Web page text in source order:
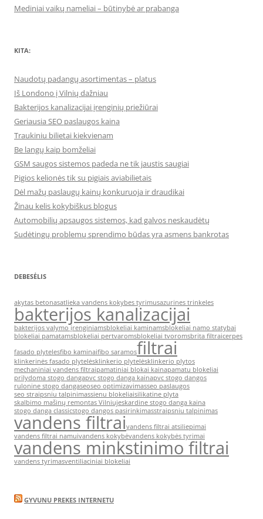
Mediniai vaikų nameliai – būtinybė ar prabanga
KITA:
Naudotų padangų asortimentas – platus
Iš Londono į Vilnių dažniau
Bakterijos kanalizacijai įrenginių priežiūrai
Geriausia SEO paslaugos kaina
Traukiniu bilietai kiekvienam
Be langų kaip bomželiai
GSM saugos sistemos padeda ne tik jaustis saugiai
Pigios kelionės tik su pigiais aviabilietais
Dėl mažų paslaugų kainų konkuruoja ir draudikai
Žinau kelis kokybiškus blogus
Automobilių apsaugos sistemos, kad galvos neskaudėtų
Sudėtingų problemų sprendimo būdas yra asmens bankrotas
DEBESĖLIS
akytas betonasatlieka vandens kokybes tyrimusazurines trinkeles
bakterijos kanalizacijai
bakterijos valymo įrenginiamsblokeliai kaminamsblokeliai namo statybai
blokeliai pamatamsblokeliai pertvaromsblokeliai tvoromsbrita filtraicerpes
fasado plytelesfibo kaminaifibo saramosfiltrai
klinkerinės fasado plytelėsklinkerio plytelėsklinkerio plytos
mechaniniai vandens filtraipamatiniai blokai kainapamatu blokeliai
prilydoma stogo dangapvc stogo danga kainapvc stogo dangos
rulonine stogo dangaseoseo optimizavimasseo paslaugos
seo straipsniu talpinimassienu blokeliaisilikatine plyta
skalbimo mašinų remontas Vilniujeskardine stogo danga kaina
stogo danga classicstogo dangos pasirinkimasstraipsniu talpinimas
vandens filtraivandens filtrai atsiliepimai
vandens filtrai namuivandens kokybėvandens kokybės tyrimai
vandens minkstinimo filtrai
vandens tyrimasventiliaciniai blokeliai
GYVUNU PREKES INTERNETU